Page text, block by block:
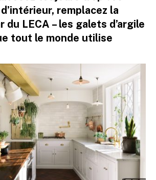
remplacez la
du LECA – les galets d’argile
tout le monde utilise